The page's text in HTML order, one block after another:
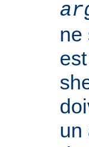
ne
un